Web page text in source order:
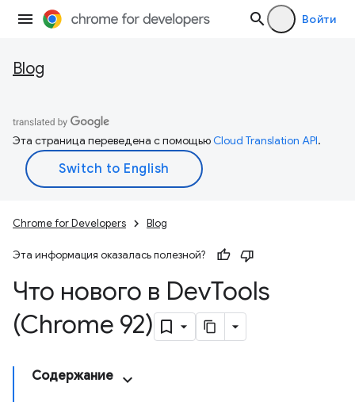
Войти
Blog
Эта страница переведена с помощьюCloud Translation API.
Chrome for Developers Blog
Эта информация оказалась полезной?
Что нового в DevTools
(Chrome 92)
Содержание